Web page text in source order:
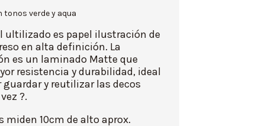
tonos verde y aqua
ultilizado es papel ilustración de
en alta definición. La
es un laminado Matte que
resistencia y durabilidad, ideal
guardar y reutilizar las decos
?.
miden 10cm de alto aprox.